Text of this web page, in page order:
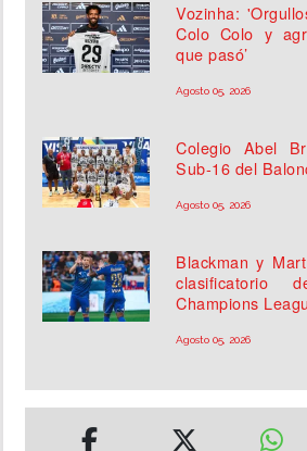
Vozinha:
Colo Colo y
que pasó’
Agosto 05, 2026
Colegio Abel
Sub-16 del
Agosto 05, 2026
Blackman y
clasificatorio
Champions
Agosto 05, 2026